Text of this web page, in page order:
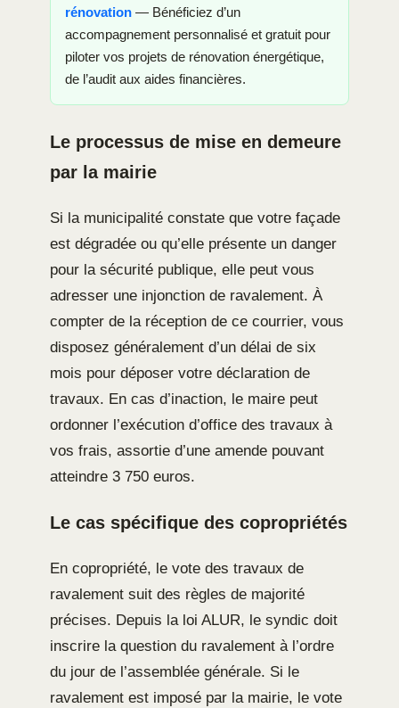
rénovation — Bénéficiez d’un
accompagnement personnalisé et gratuit pour
piloter vos projets de rénovation énergétique,
de l’audit aux aides financières.
Le processus de mise en demeure
par la mairie
Si la municipalité constate que votre façade
est dégradée ou qu’elle présente un danger
pour la sécurité publique, elle peut vous
adresser une injonction de ravalement. À
compter de la réception de ce courrier, vous
disposez généralement d’un délai de six
mois pour déposer votre déclaration de
travaux. En cas d’inaction, le maire peut
ordonner l’exécution d’office des travaux à
vos frais, assortie d’une amende pouvant
atteindre 3 750 euros.
Le cas spécifique des copropriétés
En copropriété, le vote des travaux de
ravalement suit des règles de majorité
précises. Depuis la loi ALUR, le syndic doit
inscrire la question du ravalement à l’ordre
du jour de l’assemblée générale. Si le
ravalement est imposé par la mairie, le vote